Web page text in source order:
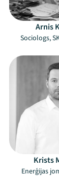
Arnis
Sociologs,
Krists
Enerģijas